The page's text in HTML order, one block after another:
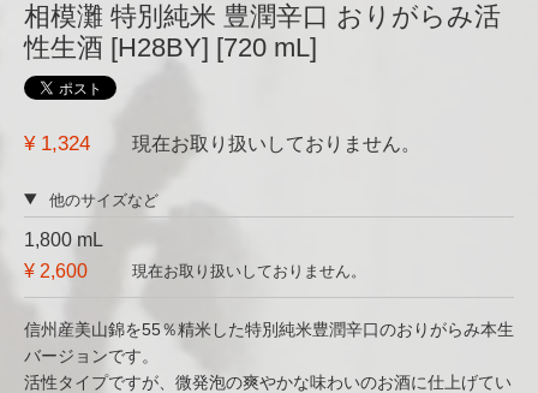
相模灘 特別純米 豊潤辛口 おりがらみ活
性生酒 [H28BY] [720 mL]
¥ 1,324 現在お取り扱いしておりません。
他のサイズなど
1,800 mL
¥ 2,600
現在お取り扱いしておりません。
信州産美山錦を55％精米した特別純米豊潤辛口のおりがらみ本生
バージョンです。
活性タイプですが、微発泡の爽やかな味わいのお酒に仕上げてい